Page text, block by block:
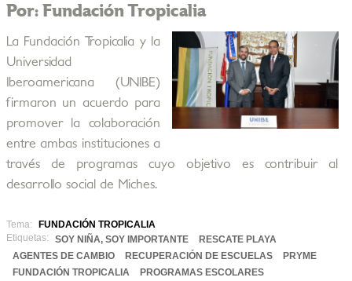
Por: Fundación Tropicalia
La Fundación Tropicalia y la
Universidad
Iberoamericana (UNIBE)
firmaron un acuerdo para
promover la colaboración
entre ambas instituciones a
través de programas cuyo objetivo es contribuir al
desarrollo social de Miches.
Tema:
FUNDACIÓN TROPICALIA
Etiquetas:
SOY NIÑA, SOY IMPORTANTE
RESCATE PLAYA
AGENTES DE CAMBIO
RECUPERACIÓN DE ESCUELAS
PRYME
FUNDACIÓN TROPICALIA
PROGRAMAS ESCOLARES